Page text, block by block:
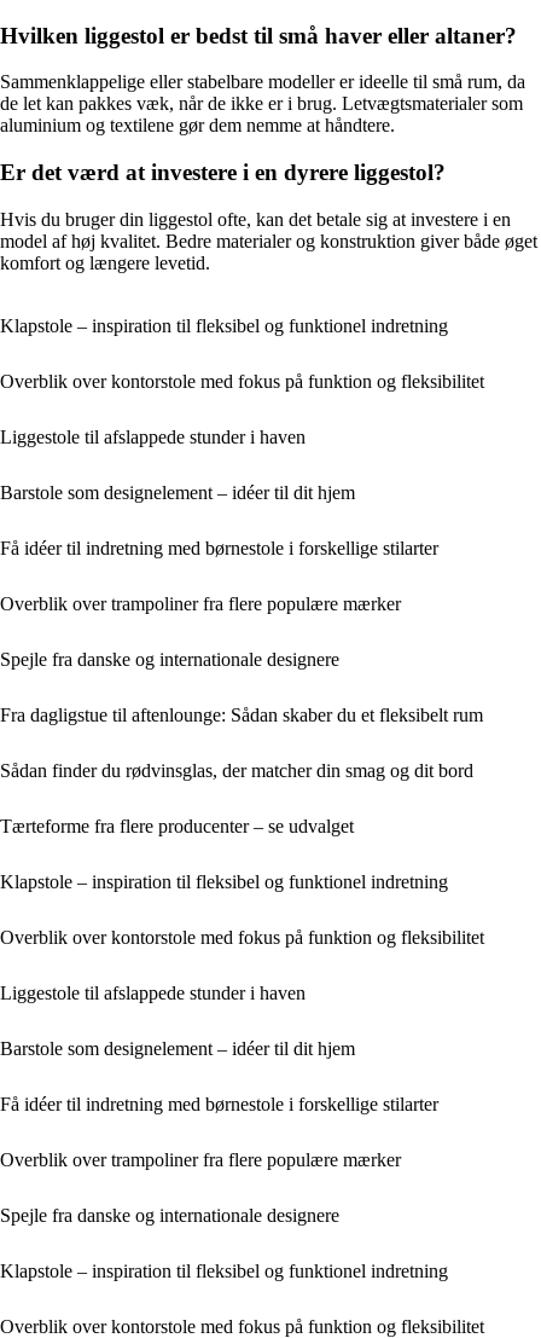
Hvilken liggestol er bedst til små haver eller altaner?
Sammenklappelige eller stabelbare modeller er ideelle til små rum, da
de let kan pakkes væk, når de ikke er i brug. Letvægtsmaterialer som
aluminium og textilene gør dem nemme at håndtere.
Er det værd at investere i en dyrere liggestol?
Hvis du bruger din liggestol ofte, kan det betale sig at investere i en
model af høj kvalitet. Bedre materialer og konstruktion giver både øget
komfort og længere levetid.
Klapstole – inspiration til fleksibel og funktionel indretning
Overblik over kontorstole med fokus på funktion og fleksibilitet
Liggestole til afslappede stunder i haven
Barstole som designelement – idéer til dit hjem
Få idéer til indretning med børnestole i forskellige stilarter
Overblik over trampoliner fra flere populære mærker
Spejle fra danske og internationale designere
Fra dagligstue til aftenlounge: Sådan skaber du et fleksibelt rum
Sådan finder du rødvinsglas, der matcher din smag og dit bord
Tærteforme fra flere producenter – se udvalget
Klapstole – inspiration til fleksibel og funktionel indretning
Overblik over kontorstole med fokus på funktion og fleksibilitet
Liggestole til afslappede stunder i haven
Barstole som designelement – idéer til dit hjem
Få idéer til indretning med børnestole i forskellige stilarter
Overblik over trampoliner fra flere populære mærker
Spejle fra danske og internationale designere
Klapstole – inspiration til fleksibel og funktionel indretning
Overblik over kontorstole med fokus på funktion og fleksibilitet